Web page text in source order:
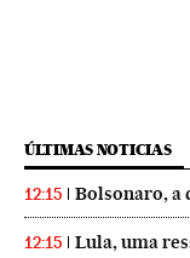
ÚLTIMAS NOTICIAS
12:15 Bolsonaro, a
12:15 Lula, uma